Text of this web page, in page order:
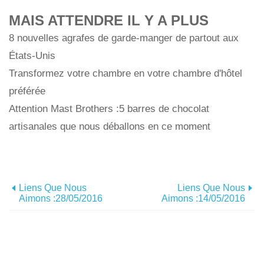
MAIS ATTENDRE IL Y A PLUS
8 nouvelles agrafes de garde-manger de partout aux
États-Unis
Transformez votre chambre en votre chambre d'hôtel
préférée
Attention Mast Brothers :5 barres de chocolat
artisanales que nous déballons en ce moment
Liens Que Nous
Aimons :28/05/2016
Liens Que Nous
Aimons :14/05/2016